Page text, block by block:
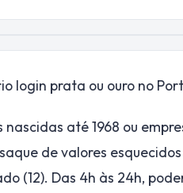
login prata ou ouro no
nascidas até 1968 ou
de valores
(12). Das 4h às 24h,